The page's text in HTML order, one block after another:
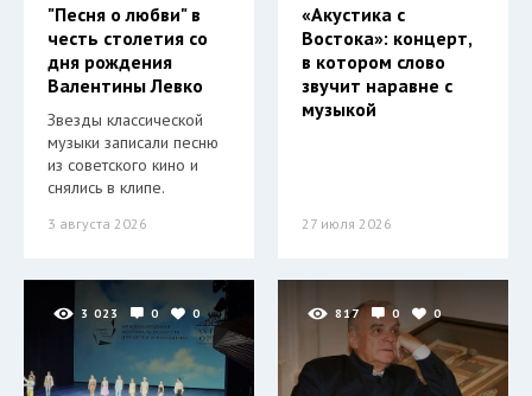
"Песня о любви" в
честь столетия со
дня рождения
Валентины Левко
Звезды классической
музыки записали песню
из советского кино и
снялись в клипе.
3 августа 2026
«Акустика с
Востока»: концерт,
в котором слово
звучит наравне с
музыкой
27 июля 2026
3 023 0 0 817 0 0